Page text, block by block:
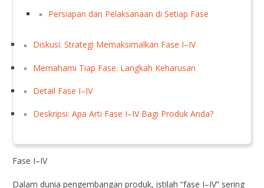
Persiapan dan Pelaksanaan di Setiap Fase
Diskusi: Strategi Memaksimalkan Fase I–IV
Memahami Tiap Fase: Langkah Keharusan
Detail Fase I–IV
Deskripsi: Apa Arti Fase I–IV Bagi Produk Anda?
Fase I–IV
Dalam dunia pengembangan produk, istilah “fase I–IV” sering